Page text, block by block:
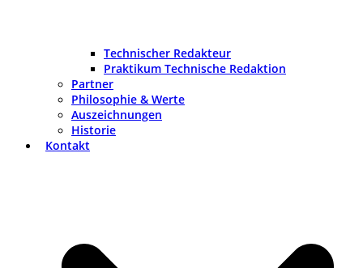
Technischer Redakteur
Praktikum Technische Redaktion
Partner
Philosophie & Werte
Auszeichnungen
Historie
Kontakt